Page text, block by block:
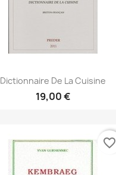
Dictionnaire De La Cuisine
19,00 €
favorite_border